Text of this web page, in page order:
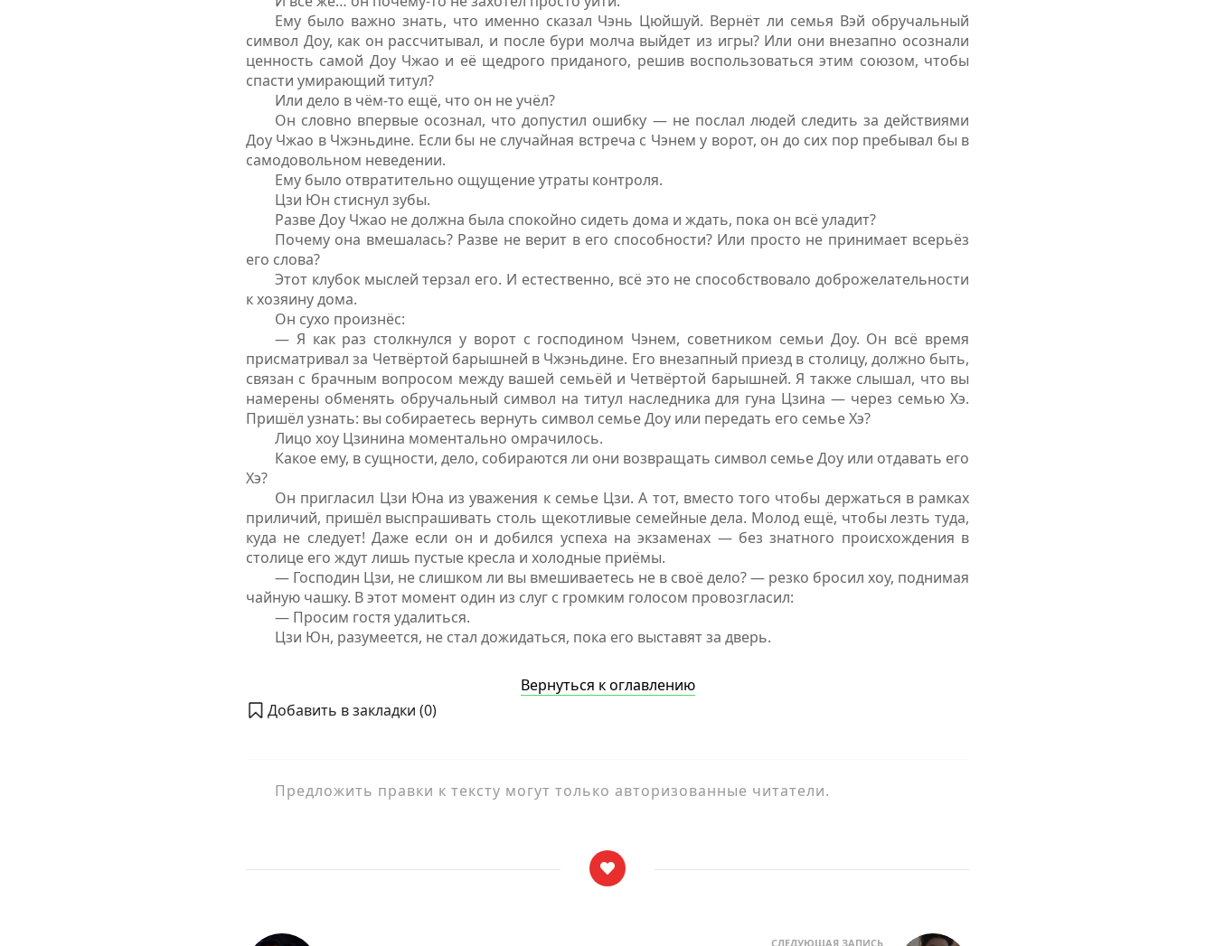
Ему было важно знать, что именно сказал Чэнь Цюйшуй. Вернёт ли семья Вэй обручальный
символ Доу, как он рассчитывал, и после бури молча выйдет из игры? Или они внезапно осознали
ценность самой Доу Чжао и её щедрого приданого, решив воспользоваться этим союзом, чтобы
спасти умирающий титул?
Или дело в чём-то ещё, что он не учёл?
Он словно впервые осознал, что допустил ошибку — не послал людей следить за действиями
Доу Чжао в Чжэньдине. Если бы не случайная встреча с Чэнем у ворот, он до сих пор пребывал бы в
самодовольном неведении.
Ему было отвратительно ощущение утраты контроля.
Цзи Юн стиснул зубы.
Разве Доу Чжао не должна была спокойно сидеть дома и ждать, пока он всё уладит?
Почему она вмешалась? Разве не верит в его способности? Или просто не принимает всерьёз
его слова?
Этот клубок мыслей терзал его. И естественно, всё это не способствовало доброжелательности
к хозяину дома.
Он сухо произнёс:
— Я как раз столкнулся у ворот с господином Чэнем, советником семьи Доу. Он всё время
присматривал за Четвёртой барышней в Чжэньдине. Его внезапный приезд в столицу, должно быть,
связан с брачным вопросом между вашей семьёй и Четвёртой барышней. Я также слышал, что вы
намерены обменять обручальный символ на титул наследника для гуна Цзина — через семью Хэ.
Пришёл узнать: вы собираетесь вернуть символ семье Доу или передать его семье Хэ?
Лицо хоу Цзинина моментально омрачилось.
Какое ему, в сущности, дело, собираются ли они возвращать символ семье Доу или отдавать его
Хэ?
Он пригласил Цзи Юна из уважения к семье Цзи. А тот, вместо того чтобы держаться в рамках
приличий, пришёл выспрашивать столь щекотливые семейные дела. Молод ещё, чтобы лезть туда,
куда не следует! Даже если он и добился успеха на экзаменах — без знатного происхождения в
столице его ждут лишь пустые кресла и холодные приёмы.
— Господин Цзи, не слишком ли вы вмешиваетесь не в своё дело? — резко бросил хоу, поднимая
чайную чашку. В этот момент один из слуг с громким голосом провозгласил:
— Просим гостя удалиться.
Цзи Юн, разумеется, не стал дожидаться, пока его выставят за дверь.
Вернуться к оглавлению
Добавить в закладки (0)
Предложить правки к тексту могут только авторизованные читатели.
СЛЕДУЮЩАЯ ЗАПИСЬ